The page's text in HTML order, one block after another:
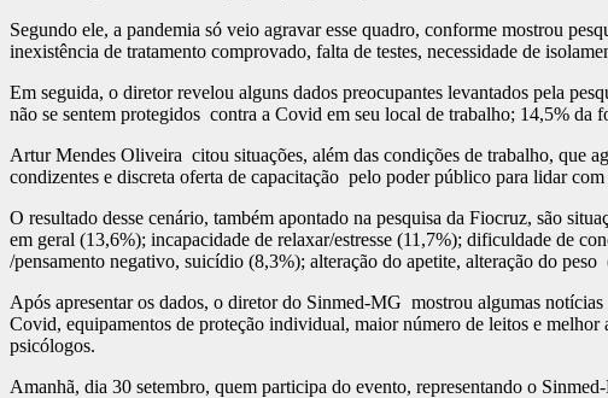
Segundo ele, a pandemia só veio agravar esse quadro, conforme mostrou
inexistência de tratamento comprovado, falta de testes, necessidade de
Em seguida, o diretor revelou alguns dados preocupantes levantados pela
não se sentem protegidos contra a Covid em seu local de trabalho; 14,5%
Artur Mendes Oliveira citou situações, além das condições de trabalho, que
condizentes e discreta oferta de capacitação pelo poder público para lidar com
O resultado desse cenário, também apontado na pesquisa da Fiocruz, são
em geral (13,6%); incapacidade de relaxar/estresse (11,7%); dificuldade de
/pensamento negativo, suicídio (8,3%); alteração do apetite, alteração do peso
Após apresentar os dados, o diretor do Sinmed-MG mostrou algumas
Covid, equipamentos de proteção individual, maior número de leitos e melhor
psicólogos.
Amanhã, dia 30 setembro, quem participa do evento, representando o